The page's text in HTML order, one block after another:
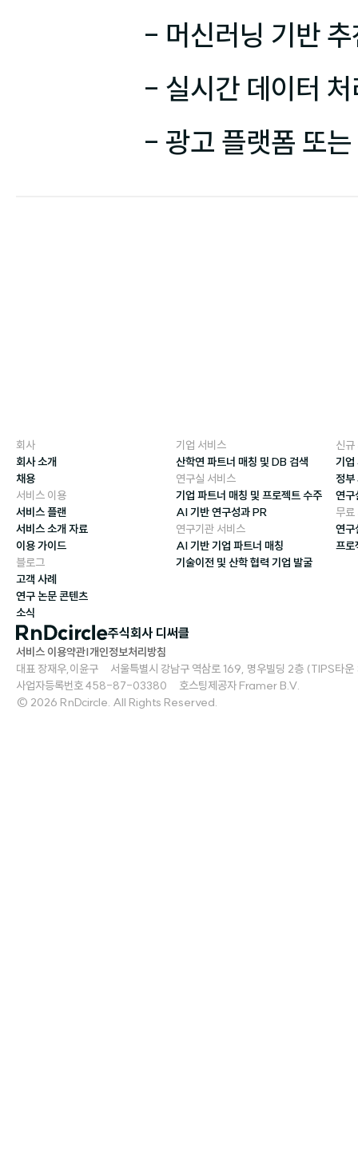
- 머신러닝 기반
- 실시간 데이터
- 광고 플랫폼 또
회사
회사 소개
채용
서비스 이용
서비스 플랜
서비스 소개 자료
이용 가이드
블로그
고객 사례
연구 논문 콘텐츠
소식
기업 서비스
산학연 파트너 매칭 및 DB 검색
연구실 서비스
기업 파트너 매칭 및 프로젝트 수주
AI 기반 연구성과 PR
연구기관 서비스
AI 기반 기업 파트너 매칭
기술이전 및 산학 협력 기업 발굴
신규
기업
정부
연구
무료
연구
프로
주식회사 디써클
서비스 이용약관|개인정보처리방침
대표 장재우,이윤구     서울특별시 강남구 역삼로 169, 명우빌딩 2층
사업자등록번호 458-87-03380     호스팅제공자 Framer B.V.
© 2026 RnDcircle. All Rights Reserved.